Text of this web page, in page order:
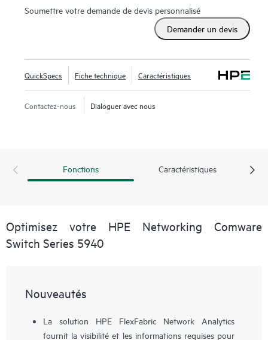
centers des grandes entreprises, mais également au niveau
de la couche centrale pour les entreprises de taille moyenne.
Ils sont optimisés pour la connectivité de serveur hautes
stockage, et les environnements virtuels.
Soumettre votre demande de devis personnalisé
Demander un devis
QuickSpecs Fiche technique Caractéristiques
Contactez-nous Dialoguer avec nous
Fonctions Caractéristiques
Optimisez votre HPE Networking Comware
Switch Series 5940
Nouveautés
La solution HPE FlexFabric Network Analytics
fournit la visibilité et les informations requises pour